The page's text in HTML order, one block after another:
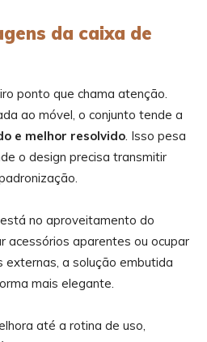
da caixa de
ponto que chama atenção.
ao móvel, o conjunto tende a
e melhor resolvido. Isso pesa
o design precisa transmitir
no aproveitamento do
acessórios aparentes ou ocupar
externas, a solução embutida
mais elegante.
até a rotina de uso,